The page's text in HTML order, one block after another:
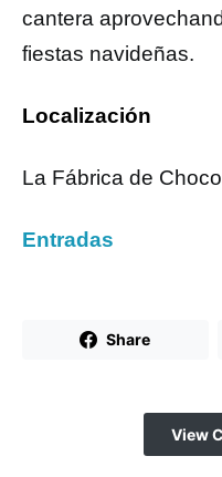
cantera
fiestas navideñas.
Localización
La Fábrica de
Entradas
Share
View